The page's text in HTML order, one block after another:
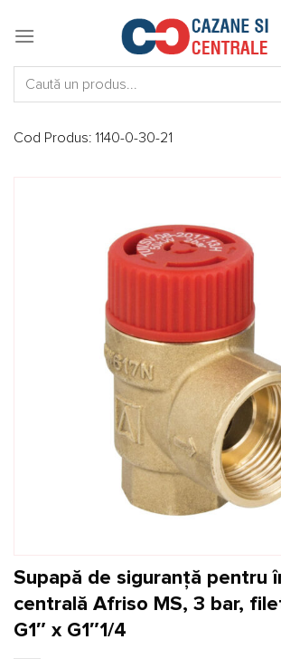
Cod Produs: 1140-0-30-21
Supapă de siguranță pentru
centrală Afriso MS, 3 bar,
G1″ x G1″1/4